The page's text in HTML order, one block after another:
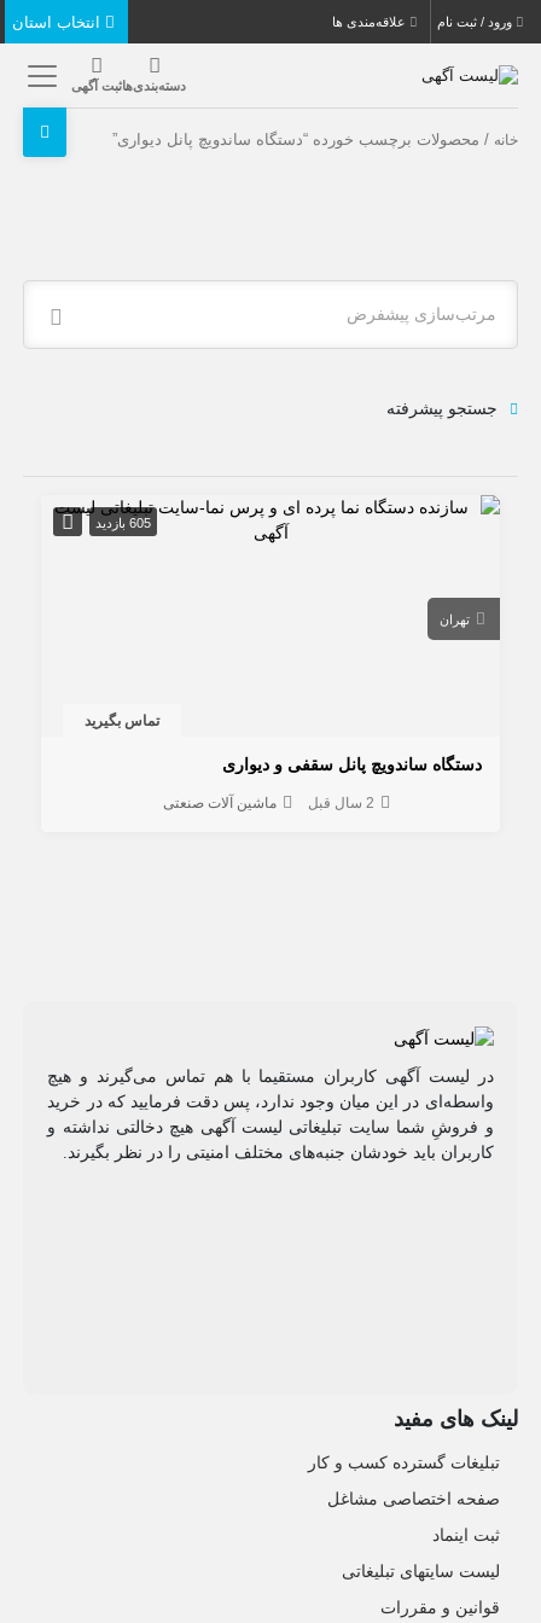
ورود / ثبت نام علاقه‌مندی ها
دسته‌بندی‌هاثبت آگهی
خانه / محصولات برچسب خورده “دستگاه ساندویچ پانل دیواری”
مرتب‌سازی پیشفرض
جستجو پیشرفته
605 بازدید
تهران
تماس بگیرید
دستگاه ساندویچ پانل سقفی و دیواری
2 سال قبل ماشین آلات صنعتی
در لیست آگهی کاربران مستقیما با هم تماس می‌گیرند و هیچ
واسطه‌ای در این میان وجود ندارد، پس دقت فرمایید که در خرید
و فروشِ شما سایت تبلیغاتی لیست آگهی هیچ دخالتی نداشته و
کاربران باید خودشان جنبه‌های مختلف امنیتی را در نظر بگیرند.
لینک های مفید
تبلیغات گسترده کسب و کار
صفحه اختصاصی مشاغل
ثبت اینماد
لیست سایتهای تبلیغاتی
قوانین و مقررات